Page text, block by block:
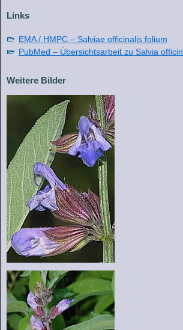
Links
EMA / HMPC – Salviae officinalis folium
PubMed – Übersichtsarbeit zu Salvia
Weitere Bilder